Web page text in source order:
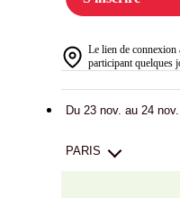
Le lien de connexion
participant quelques
Du 23 nov. au 24
PARIS